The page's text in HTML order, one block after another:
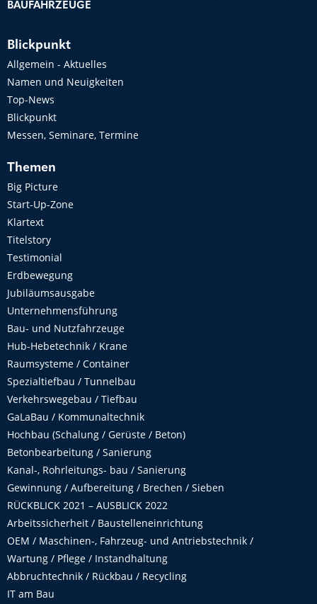
BAUFAHRZEUGE
Blickpunkt
Allgemein - Aktuelles
Namen und Neuigkeiten
Top-News
Blickpunkt
Messen, Seminare, Termine
Themen
Big Picture
Start-Up-Zone
Klartext
Titelstory
Testimonial
Erdbewegung
Jubiläumsausgabe
Unternehmensführung
Bau- und Nutzfahrzeuge
Hub-Hebetechnik / Krane
Raumsysteme / Container
Spezialtiefbau / Tunnelbau
Verkehrswegebau / Tiefbau
GaLaBau / Kommunaltechnik
Hochbau (Schalung / Gerüste / Beton)
Betonbearbeitung / Sanierung
Kanal-, Rohrleitungs- bau / Sanierung
Gewinnung / Aufbereitung / Brechen / Sieben
RÜCKBLICK 2021 – AUSBLICK 2022
Arbeitssicherheit / Baustelleneinrichtung
OEM / Maschinen-, Fahrzeug- und Antriebstechnik /
Wartung / Pflege / Instandhaltung
Abbruchtechnik / Rückbau / Recycling
IT am Bau